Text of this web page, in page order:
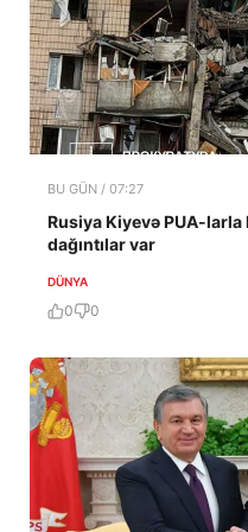
BU GÜN / 07:27
Rusiya Kiyevə PUA-
dağıntılar var
DÜNYA
0 0